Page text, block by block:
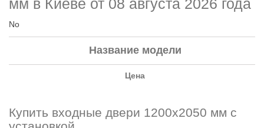
мм в Киеве от 08 августа 2026 года
No
Название модели
Цена
Купить входные двери 1200х2050 мм с